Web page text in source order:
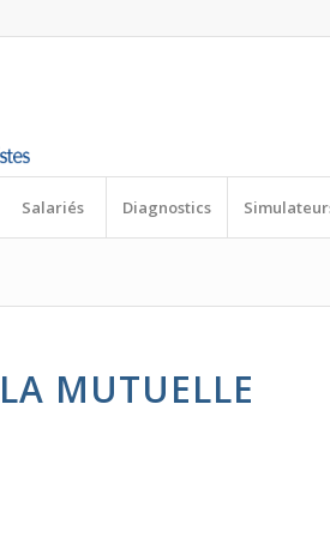
Salariés Diagnostics
MUTUELLE